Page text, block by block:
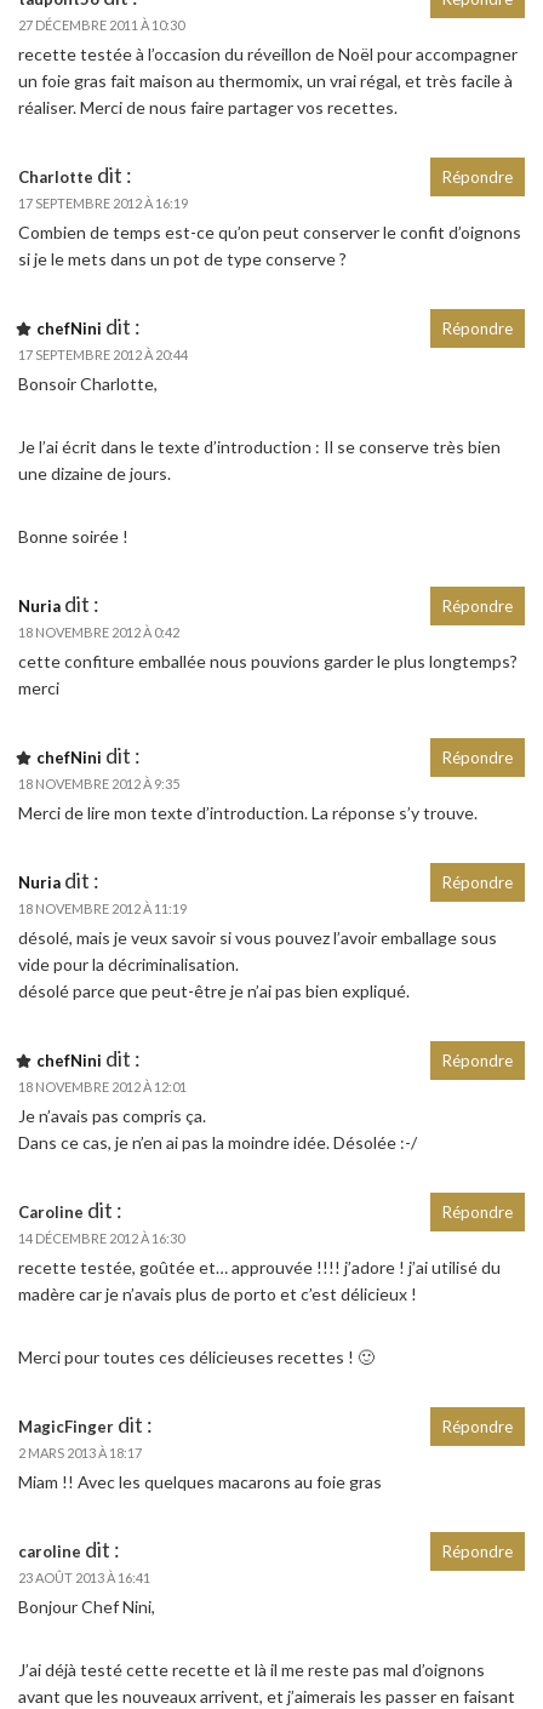
27 DÉCEMBRE 2011 À 10:30
recette testée à l’occasion du réveillon de Noël pour accompagner
un foie gras fait maison au thermomix, un vrai régal, et très facile à
réaliser. Merci de nous faire partager vos recettes.
Charlotte dit :
17 SEPTEMBRE 2012 À 16:19
Combien de temps est-ce qu’on peut conserver le confit d’oignons
si je le mets dans un pot de type conserve ?
Répondre
chefNini dit :
17 SEPTEMBRE 2012 À 20:44
Bonsoir Charlotte,
Je l’ai écrit dans le texte d’introduction : Il se conserve très bien
une dizaine de jours.
Bonne soirée !
Répondre
Nuria dit :
18 NOVEMBRE 2012 À 0:42
cette confiture emballée nous pouvions garder le plus longtemps?
merci
Répondre
chefNini dit :
18 NOVEMBRE 2012 À 9:35
Merci de lire mon texte d’introduction. La réponse s’y trouve.
Répondre
Nuria dit :
18 NOVEMBRE 2012 À 11:19
désolé, mais je veux savoir si vous pouvez l’avoir emballage sous
vide pour la décriminalisation.
désolé parce que peut-être je n’ai pas bien expliqué.
Répondre
chefNini dit :
18 NOVEMBRE 2012 À 12:01
Je n’avais pas compris ça.
Dans ce cas, je n’en ai pas la moindre idée. Désolée :-/
Répondre
Caroline dit :
14 DÉCEMBRE 2012 À 16:30
recette testée, goûtée et… approuvée !!!! j’adore ! j’ai utilisé du
madère car je n’avais plus de porto et c’est délicieux !
Merci pour toutes ces délicieuses recettes ! 🙂
Répondre
MagicFinger dit :
2 MARS 2013 À 18:17
Miam !! Avec les quelques macarons au foie gras
Répondre
caroline dit :
23 AOÛT 2013 À 16:41
Bonjour Chef Nini,
J’ai déjà testé cette recette et là il me reste pas mal d’oignons
avant que les nouveaux arrivent, et j’aimerais les passer en faisant
Répondre